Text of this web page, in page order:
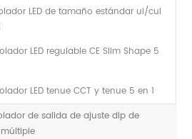
LED de tamaño estándar ul/cul
LED regulable CE Slim Shape 5
LED tenue CCT y tenue 5 en 1
de salida de ajuste dip de